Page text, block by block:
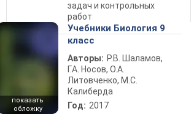
задач и контрольных
работ
показать
обложку
Учебники Биология 9
класс
Авторы: Р.В. Шаламов,
Г.А. Носов, О.А.
Литовченко, М.С.
Калиберда
Год: 2017